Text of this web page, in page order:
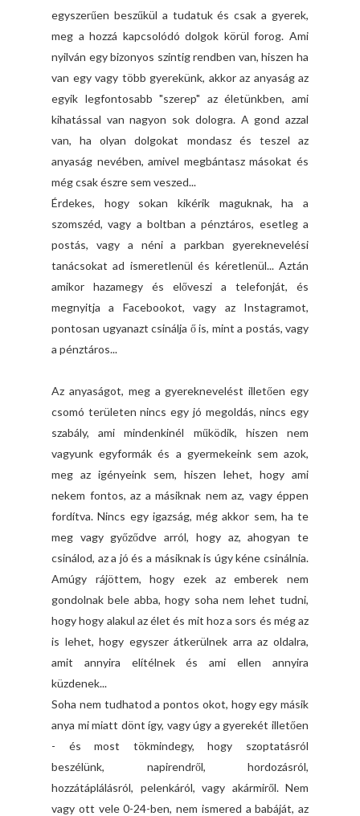
egyszerűen beszűkül a tudatuk és csak a gyerek,
meg a hozzá kapcsolódó dolgok körül forog. Ami
nyilván egy bizonyos szintig rendben van, hiszen ha
van egy vagy több gyerekünk, akkor az anyaság az
egyik legfontosabb "szerep" az életünkben, ami
kihatással van nagyon sok dologra. A gond azzal
van, ha olyan dolgokat mondasz és teszel az
anyaság nevében, amivel megbántasz másokat és
még csak észre sem veszed...
Érdekes, hogy sokan kikérik maguknak, ha a
szomszéd, vagy a boltban a pénztáros, esetleg a
postás, vagy a néni a parkban gyereknevelési
tanácsokat ad ismeretlenül és kéretlenül... Aztán
amikor hazamegy és előveszi a telefonját, és
megnyitja a Facebookot, vagy az Instagramot,
pontosan ugyanazt csinálja ő is, mint a postás, vagy
a pénztáros...
Az anyaságot, meg a gyereknevelést illetően egy
csomó területen nincs egy jó megoldás, nincs egy
szabály, ami mindenkinél működik, hiszen nem
vagyunk egyformák és a gyermekeink sem azok,
meg az igényeink sem, hiszen lehet, hogy ami
nekem fontos, az a másiknak nem az, vagy éppen
fordítva. Nincs egy igazság, még akkor sem, ha te
meg vagy győződve arról, hogy az, ahogyan te
csinálod, az a jó és a másiknak is úgy kéne csinálnia.
Amúgy rájöttem, hogy ezek az emberek nem
gondolnak bele abba, hogy soha nem lehet tudni,
hogy hogy alakul az élet és mit hoz a sors és még az
is lehet, hogy egyszer átkerülnek arra az oldalra,
amit annyira elítélnek és ami ellen annyira
küzdenek...
Soha nem tudhatod a pontos okot, hogy egy másik
anya mi miatt dönt így, vagy úgy a gyerekét illetően
- és most tökmindegy, hogy szoptatásról
beszélünk, napirendről, hordozásról,
hozzátáplálásról, pelenkáról, vagy akármiről. Nem
vagy ott vele 0-24-ben, nem ismered a babáját, az